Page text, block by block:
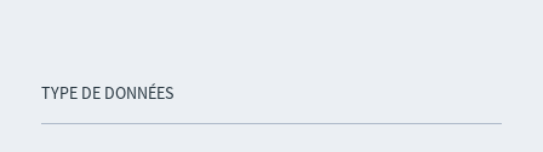
TYPE DE DONNÉES